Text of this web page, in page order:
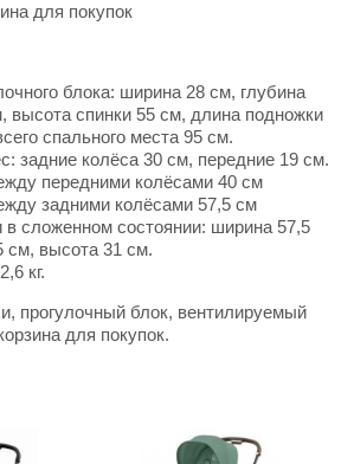
для покупок
блока: ширина 28 см, глубина
высота спинки 55 см, длина подножки
спального места 95 см.
задние колёса 30 см, передние 19 см.
передними колёсами 40 см
задними колёсами 57,5 см
сложенном состоянии: ширина 57,5
см, высота 31 см.
кг.
прогулочный блок, вентилируемый
для покупок.